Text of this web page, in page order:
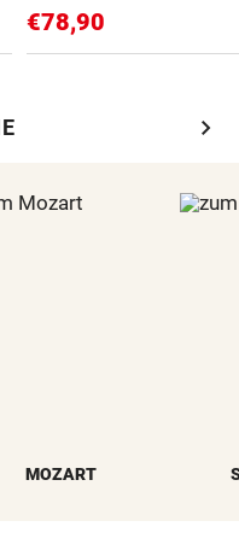
€78,90
chevron_right
MOZART